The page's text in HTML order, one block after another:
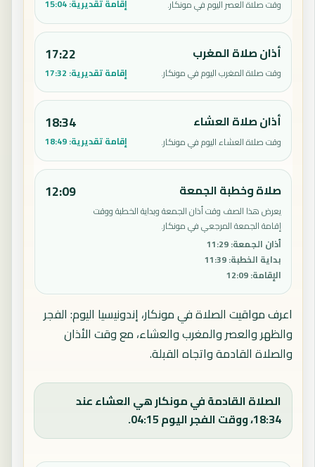
وقت صلاة العصر اليوم في مونكار. إقامة تقديرية:15:04
أذان صلاة المغرب
وقت صلاة المغرب اليوم في مونكار.
17:22
إقامة تقديرية: 17:32
أذان صلاة العشاء
وقت صلاة العشاء اليوم في مونكار.
18:34
إقامة تقديرية:18:49
صلاة وخطبة الجمعة
يعرض هذا الصف وقت أذان الجمعة وبداية الخطبة ووقت
إقامة الجمعة المرجعي في مونكار.
أذان الجمعة:
11:29
بداية الخطبة:
11:39
الإقامة:
12:09
12:09
اعرف مواقيت الصلاة في مونكار، إندونيسيا اليوم: الفجر
والظهر والعصر والمغرب والعشاء، مع وقت الأذان
والصلاة القادمة واتجاه القبلة.
الصلاة القادمة في مونكار هي العشاء عند
18:34، ووقت الفجر اليوم 04:15.